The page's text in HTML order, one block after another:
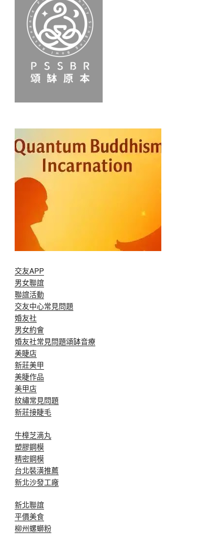
交友APP
男女聯誼
聯誼活動
交友中心常見問題
婚友社
男女約會
婚友社常見問題頌缽音療
美睫店
新莊美甲
美睫作品
美甲店
紋繡常見問題
新莊接睫毛
牛樟芝滴丸
塑膠鋼模
精密鋼模
台北裝潢推薦
新北沙發工廠
新北聯誼
平價美食
柳州螺螄粉